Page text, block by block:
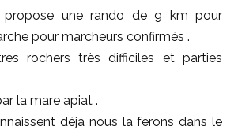
propose une rando de 9 km pour
pour marcheurs confirmés .
rochers très difficiles et parties
la mare apiat .
déjà nous la ferons dans le